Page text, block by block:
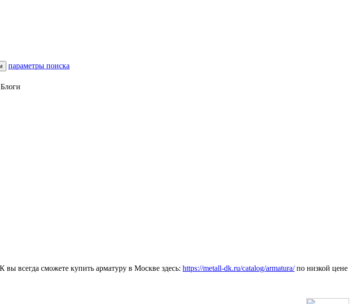
параметры поиска
Блоги
всегда сможете купить арматуру в Москве здесь: https://metall-dk.ru/catalog/armatura/по низкой цене